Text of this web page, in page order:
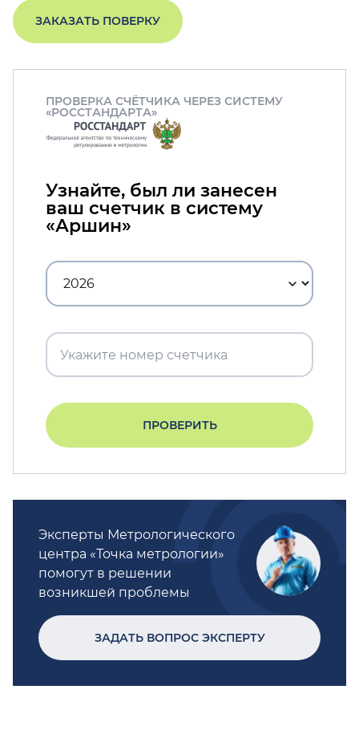
ЗАКАЗАТЬ ПОВЕРКУ
ПРОВЕРКА СЧЁТЧИКА ЧЕРЕЗ СИСТЕМУ
«РОССТАНДАРТА»
Узнайте, был ли занесен
ваш счетчик в систему
«Аршин»
ПРОВЕРИТЬ
Эксперты Метрологического
центра «Точка метрологии»
помогут в решении
возникшей проблемы
ЗАДАТЬ ВОПРОС ЭКСПЕРТУ